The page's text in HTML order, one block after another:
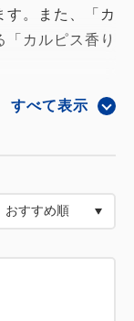
す。また、「カ
カルピス香り
だいたお客様が
すべて表示